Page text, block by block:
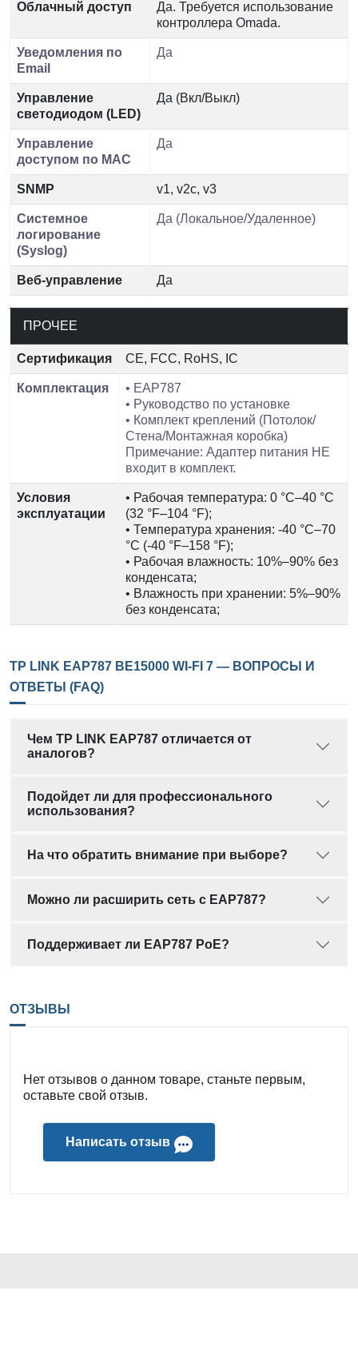
Облачный доступ
Да. Требуется использование
контроллера Omada.
Уведомления по
Email
Да
Управление
светодиодом (LED)
Да (Вкл/Выкл)
Управление
доступом по MAC
Да
SNMP v1, v2c, v3
Системное
логирование
(Syslog)
Да (Локальное/Удаленное)
Веб-управление Да
ПРОЧЕЕ
Сертификация CE, FCC, RoHS, IC
Комплектация
• EAP787
• Руководство по установке
• Комплект креплений (Потолок/
Стена/Монтажная коробка)
Примечание: Адаптер питания НЕ
входит в комплект.
Условия
эксплуатации
• Рабочая температура: 0 °C–40 °C
(32 °F–104 °F);
• Температура хранения: -40 °C–70
°C (-40 °F–158 °F);
• Рабочая влажность: 10%–90% без
конденсата;
• Влажность при хранении: 5%–90%
без конденсата;
TP LINK EAP787 BE15000 WI-FI 7 — ВОПРОСЫ И
ОТВЕТЫ (FAQ)
Чем TP LINK EAP787 отличается от
аналогов?
Подойдет ли для профессионального
использования?
На что обратить внимание при выборе?
Можно ли расширить сеть с EAP787?
Поддерживает ли EAP787 PoE?
ОТЗЫВЫ
Нет отзывов о данном товаре, станьте первым,
оставьте свой отзыв.
Написать отзыв